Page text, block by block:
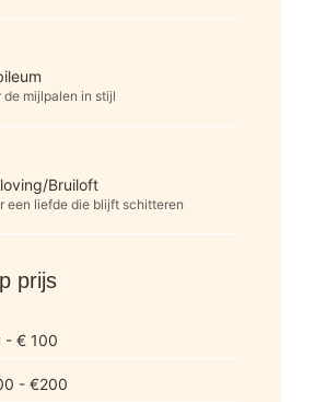
de mijlpalen in stijl
Bruiloft
een liefde die blijft schitteren
prijs
- € 100
- €200